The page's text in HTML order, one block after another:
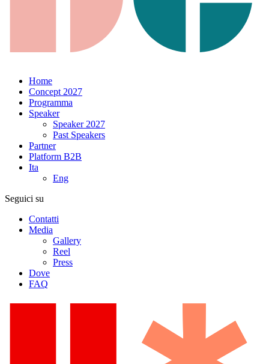
Home
Concept 2027
Programma
Speaker
Speaker 2027
Past Speakers
Partner
Platform B2B
Ita
Eng
Seguici su
Contatti
Media
Gallery
Reel
Press
Dove
FAQ